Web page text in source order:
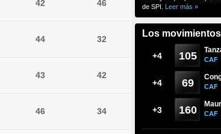
42 46
44 32
43 42
46 34
de SPI. Leer más »
Los
+4 105 CAF
+4 69 CAF
+3 160 CAF